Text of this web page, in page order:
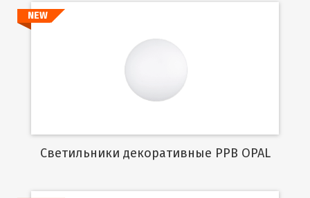
NEW
Cветильники декоративные PPB OPAL